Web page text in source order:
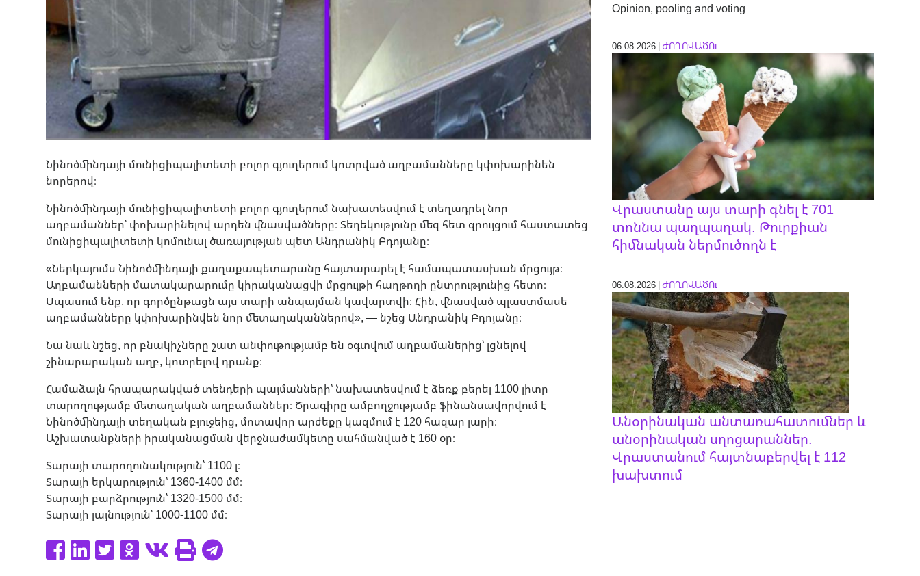
Նինոծմինդայի մունիցիպալիտետի բոլոր գյուղերում կոտրված աղբամանները կփոխարինեն
նորերով։
Նինոծմինդայի մունիցիպալիտետի բոլոր գյուղերում նախատեսվում է տեղադրել նոր
աղբամաններ՝ փոխարինելով արդեն վնասվածները։ Տեղեկությունը մեզ հետ զրույցում հաստատեց
մունիցիպալիտետի կոմունալ ծառայության պետ Անդրանիկ Բդոյանը։
«Ներկայումս Նինոծմինդայի քաղաքապետարանը հայտարարել է համապատասխան մրցույթ։
Աղբամանների մատակարարումը կիրականացվի մրցույթի հաղթողի ընտրությունից հետո։
Սպասում ենք, որ գործընթացն այս տարի անպայման կավարտվի։ Հին, վնասված պլաստմասե
աղբամանները կփոխարինվեն նոր մետաղականներով», — նշեց Անդրանիկ Բդոյանը։
Նա նաև նշեց, որ բնակիչները շատ անփութությամբ են օգտվում աղբամաներից՝ լցնելով
շինարարական աղբ, կոտրելով դրանք։
Համաձայն հրապարակված տենդերի պայմանների՝ նախատեսվում է ձեռք բերել 1100 լիտր
տարողությամբ մետաղական աղբամաններ։ Ծրագիրը ամբողջությամբ ֆինանսավորվում է
Նինոծմինդայի տեղական բյուջեից, մոտավոր արժեքը կազմում է 120 հազար լարի։
Աշխատանքների իրականացման վերջնաժամկետը սահմանված է 160 օր։
Տարայի տարողունակություն՝ 1100 լ։
Տարայի երկարություն՝ 1360-1400 մմ։
Տարայի բարձրություն՝ 1320-1500 մմ։
Տարայի լայնություն՝ 1000-1100 մմ։
Opinion, pooling and voting
06.08.2026 |ԺՈՂՈՎԱԾՈւ
Վրաստանը այս տարի գնել է 701
տոննա պաղպաղակ. Թուրքիան
հիմնական ներմուծողն է
06.08.2026 |ԺՈՂՈՎԱԾՈւ
Անօրինական անտառահատումներ և
անօրինական սղոցարաններ.
Վրաստանում հայտնաբերվել է 112
խախտում